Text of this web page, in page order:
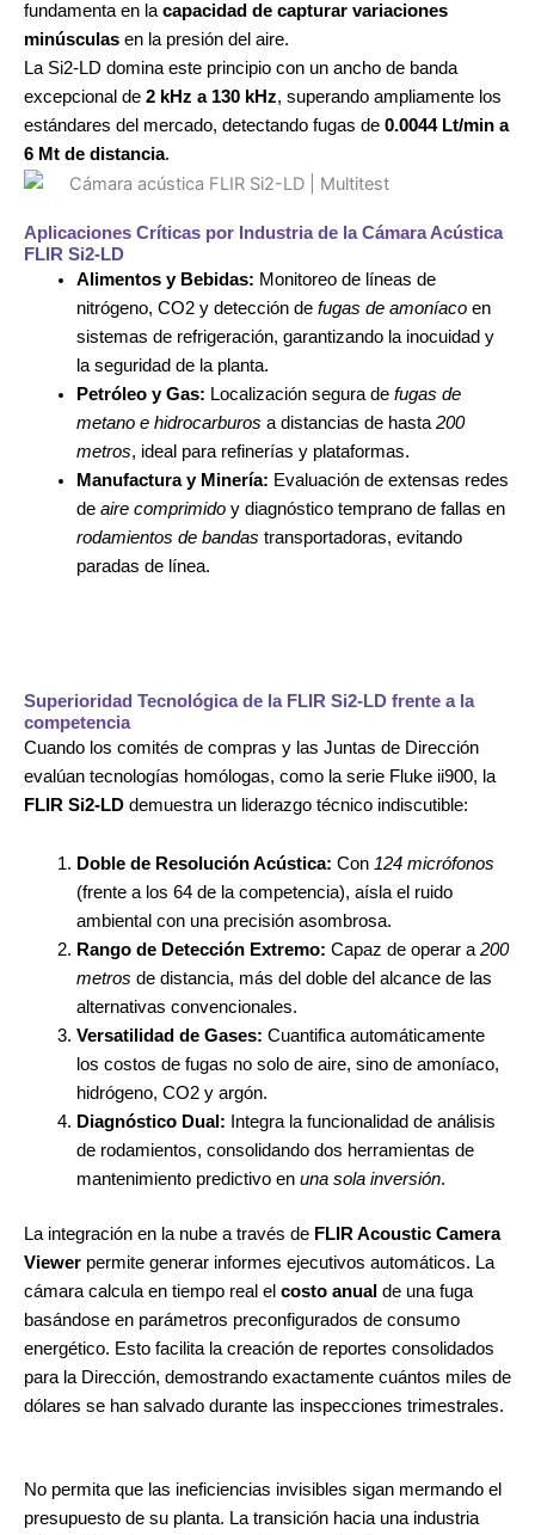
fundamenta en lacapacidad de capturar variaciones
minúsculas en la presión del aire.
La Si2-LD domina este principio con un ancho de banda
excepcional de 2 kHz a 130 kHz, superando ampliamente los
estándares del mercado, detectando fugas de 0.0044 Lt/min a
6 Mt de distancia.
Aplicaciones Críticas por Industria de la Cámara Acústica
FLIR Si2-LD
Alimentos y Bebidas: Monitoreo de líneas de
nitrógeno, CO2 y detección de fugas de amoníacoen
sistemas de refrigeración, garantizando la inocuidad y
la seguridad de la planta.
Petróleo y Gas: Localización segura de fugas de
metano e hidrocarburos a distancias de hasta200
metros, ideal para refinerías y plataformas.
Manufactura y Minería: Evaluación de extensas redes
de aire comprimidoy diagnóstico temprano de fallas en
rodamientos de bandas transportadoras, evitando
paradas de línea.
Superioridad Tecnológica de la FLIR Si2-LD frente a la
competencia
Cuando los comités de compras y las Juntas de Dirección
evalúan tecnologías homólogas, como la serie Fluke ii900, la
FLIR Si2-LD demuestra un liderazgo técnico indiscutible:
Doble de Resolución Acústica: Con 124 micrófonos
(frente a los 64 de la competencia), aísla el ruido
ambiental con una precisión asombrosa.
Rango de Detección Extremo: Capaz de operar a 200
metros de distancia, más del doble del alcance de las
alternativas convencionales.
Versatilidad de Gases: Cuantifica automáticamente
los costos de fugas no solo de aire, sino de amoníaco,
hidrógeno, CO2 y argón.
Diagnóstico Dual: Integra la funcionalidad de análisis
de rodamientos, consolidando dos herramientas de
mantenimiento predictivo en una sola inversión.
La integración en la nube a través de FLIR Acoustic Camera
Viewer permite generar informes ejecutivos automáticos. La
cámara calcula en tiempo real el costo anual de una fuga
basándose en parámetros preconfigurados de consumo
energético. Esto facilita la creación de reportes consolidados
para la Dirección, demostrando exactamente cuántos miles de
dólares se han salvado durante las inspecciones trimestrales.
No permita que las ineficiencias invisibles sigan mermando el
presupuesto de su planta. La transición hacia una industria